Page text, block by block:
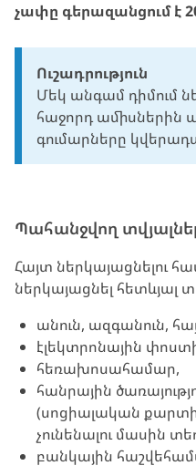
չափը գերազանցում է
Ուշադրություն
Մեկ անգամ դիմում
հաջորդ ամիսներին
գումարները
Պահանջվող
Հայտ ներկայացնելու
ներկայացնել հետևյալ
անուն, ազգանուն,
էլեկտրոնային
հեռախոսահամար,
հանրային
(սոցիալական
չունենալու մասին
բանկային